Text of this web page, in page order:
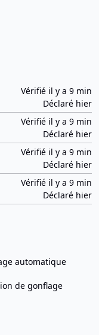
Vérifié il y a 9 min
Déclaré hier
Vérifié il y a 9 min
Déclaré hier
Vérifié il y a 9 min
Déclaré hier
Vérifié il y a 9 min
Déclaré hier
automatique
de gonflage